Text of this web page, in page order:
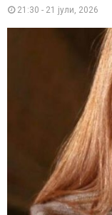
21:30 - 21 јули, 2026